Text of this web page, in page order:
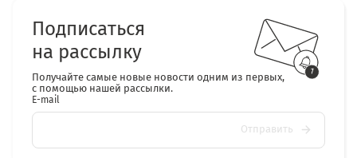
Подписаться
на рассылку
Получайте самые новые новости одним из первых,
с помощью нашей рассылки.
E-mail
Отправить